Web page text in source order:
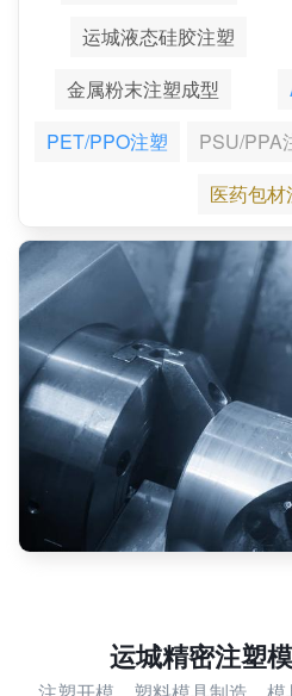
运城液态硅胶注塑
金属粉末注塑成型
PET/PPO注塑
PSU/PPA
医药包材
运城精密注塑